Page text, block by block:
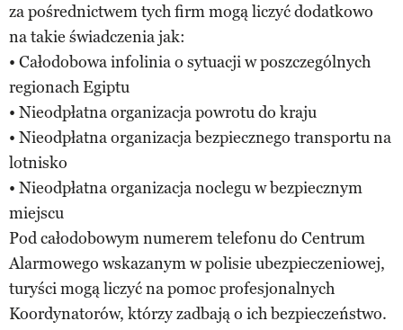
za pośrednictwem tych firm mogą liczyć dodatkowo
na takie świadczenia jak:
• Całodobowa infolinia o sytuacji w poszczególnych
regionach Egiptu
• Nieodpłatna organizacja powrotu do kraju
• Nieodpłatna organizacja bezpiecznego transportu na
lotnisko
• Nieodpłatna organizacja noclegu w bezpiecznym
miejscu
Pod całodobowym numerem telefonu do Centrum
Alarmowego wskazanym w polisie ubezpieczeniowej,
turyści mogą liczyć na pomoc profesjonalnych
Koordynatorów, którzy zadbają o ich bezpieczeństwo.